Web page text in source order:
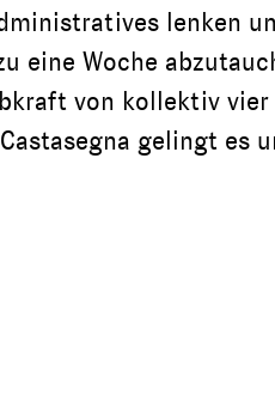
lenken
eine Woche
von kollektiv
gelingt es